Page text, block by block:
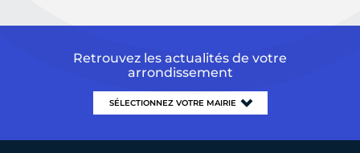
Retrouvez les actualités de votre
arrondissement